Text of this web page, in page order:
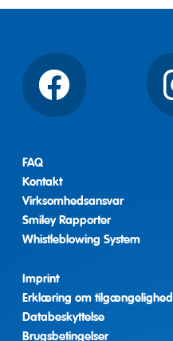
Facebook
FAQ
Kontakt
Virksomhedsansvar
Smiley Rapporter
Whistleblowing System
Imprint
Erklæring om tilgængelighed
Databeskyttelse
Brugsbetingelser